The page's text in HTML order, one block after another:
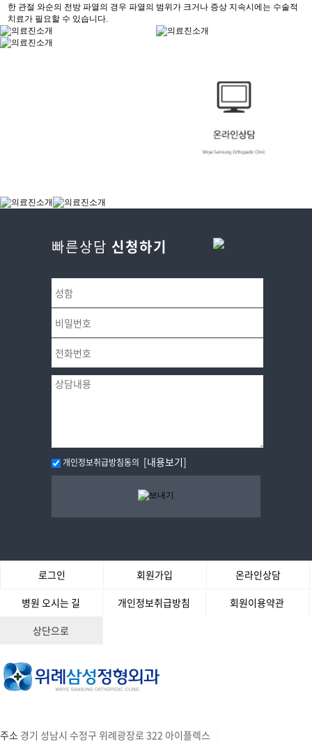
빠른상담 신청하기
개인정보취급방침동의 [내용보기]
로그인 회원가입
온라인상담
병원 오시는 길
개인정보취급방침
회원이용약관
상단으로
주소 경기 성남시 수정구 위례광장로 322 아이플렉스